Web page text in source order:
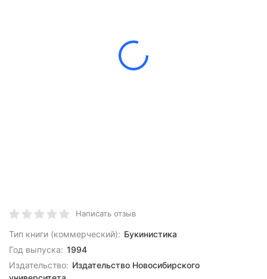
Написать отзыв
Тип книги (коммерческий): Букинистика
Год выпуска: 1994
Издательство: Издательство Новосибирского